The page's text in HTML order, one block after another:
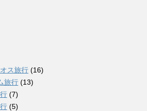
ス旅行 (16)
旅行 (13)
(7)
(5)